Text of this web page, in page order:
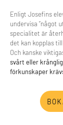
Enligt Josefins
undervisa ”något
specialitet är
det kan kopplas
Och kanske
svårt eller
förkunskaper